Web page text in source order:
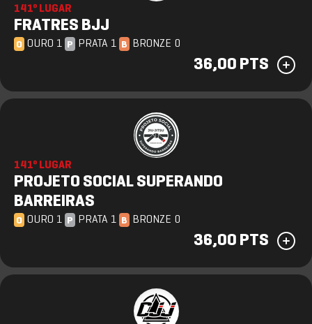
141º LUGAR
FRATRES BJJ
O OURO 1 P PRATA 1 B BRONZE 0
36,00 PTS
141º LUGAR
PROJETO SOCIAL SUPERANDO
BARREIRAS
O OURO 1 P PRATA 1 B BRONZE 0
36,00 PTS